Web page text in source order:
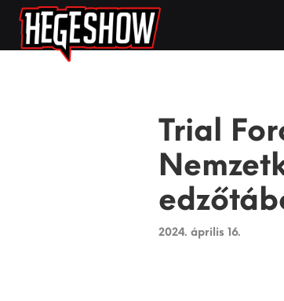
Trial
2024. április 16.